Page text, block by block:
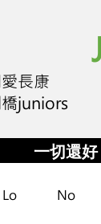
長康
juniors
一切還好
No